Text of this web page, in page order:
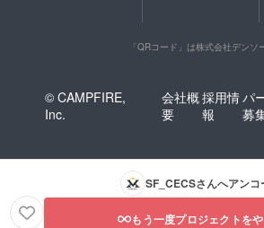
「QRコード」は株式会社デンソ
© CAMPFIRE,
Inc.
会社概
要
採用情
報
パ
募
SF_CECSさんへアンコ
もう一度プロジェクトを